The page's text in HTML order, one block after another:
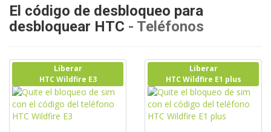
El código de desbloqueo para
desbloquear HTC - Teléfonos
Liberar
HTC Wildfire E3
Liberar
HTC Wildfire E1 plus